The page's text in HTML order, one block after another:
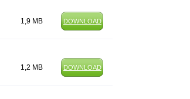
1,9 MB DOWNLOAD
1,2 MB DOWNLOAD